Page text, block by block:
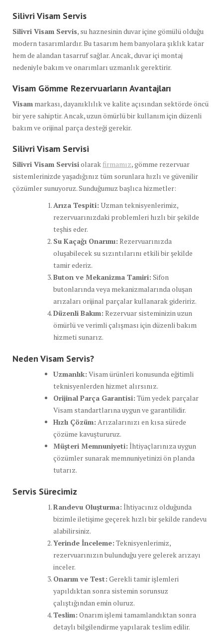
Silivri Visam Servis
Silivri Visam Servis, su haznesinin duvar içine gömülü olduğu
modern tasarımlardır. Bu tasarım hem banyolara şıklık katar
hem de alandan tasarruf sağlar. Ancak, duvar içi montaj
nedeniyle bakım ve onarımları uzmanlık gerektirir.
Visam Gömme Rezervuarların Avantajları
Visam markası, dayanıklılık ve kalite açısından sektörde öncü
bir yere sahiptir. Ancak, uzun ömürlü bir kullanım için düzenli
bakım ve orijinal parça desteği gerekir.
Silivri Visam Servisi
Silivri Visam Servisiolarak firmamız, gömme rezervuar
sistemlerinizde yaşadığınız tüm sorunlara hızlı ve güvenilir
çözümler sunuyoruz. Sunduğumuz başlıca hizmetler:
Arıza Tespiti: Uzman teknisyenlerimiz,
rezervuarınızdaki problemleri hızlı bir şekilde
teşhis eder.
Su Kaçağı Onarımı: Rezervuarınızda
oluşabilecek su sızıntılarını etkili bir şekilde
tamir ederiz.
Buton ve Mekanizma Tamiri: Sifon
butonlarında veya mekanizmalarında oluşan
arızaları orijinal parçalar kullanarak gideririz.
Düzenli Bakım: Rezervuar sisteminizin uzun
ömürlü ve verimli çalışması için düzenli bakım
hizmeti sunarız.
Neden Visam Servis?
Uzmanlık: Visam ürünleri konusunda eğitimli
teknisyenlerden hizmet alırsınız.
Orijinal Parça Garantisi: Tüm yedek parçalar
Visam standartlarına uygun ve garantilidir.
Hızlı Çözüm: Arızalarınızı en kısa sürede
çözüme kavuştururuz.
Müşteri Memnuniyeti: İhtiyaçlarınıza uygun
çözümler sunarak memnuniyetinizi ön planda
tutarız.
Servis Sürecimiz
Randevu Oluşturma: İhtiyacınız olduğunda
bizimle iletişime geçerek hızlı bir şekilde randevu
alabilirsiniz.
Yerinde İnceleme: Teknisyenlerimiz,
rezervuarınızın bulunduğu yere gelerek arızayı
inceler.
Onarım ve Test: Gerekli tamir işlemleri
yapıldıktan sonra sistemin sorunsuz
çalıştığından emin oluruz.
Teslim: Onarım işlemi tamamlandıktan sonra
detaylı bilgilendirme yapılarak teslim edilir.